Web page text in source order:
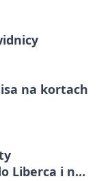
na kortach
Liberca i na